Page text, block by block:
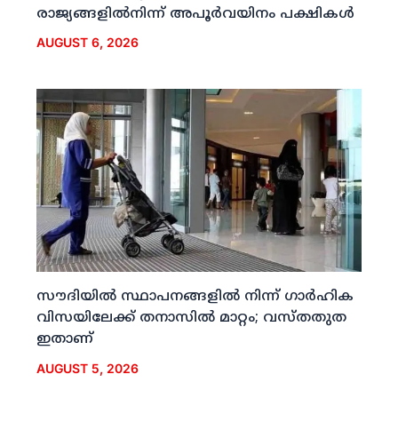
രാജ്യങ്ങളില്‍നിന്ന് അപൂര്‍വയിനം പക്ഷികള്‍
AUGUST 6, 2026
സൗദിയില്‍ സ്ഥാപനങ്ങളില്‍ നിന്ന് ഗാര്‍ഹിക
വിസയിലേക്ക് തനാസില്‍ മാറ്റം; വസ്തതുത
ഇതാണ്
AUGUST 5, 2026